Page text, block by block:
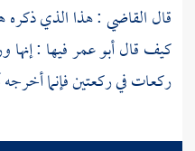
قال القاضي : هذا الذي
كيف قالأبو عمرفيها :
ركعات في ركعتين فإنما أخرجه